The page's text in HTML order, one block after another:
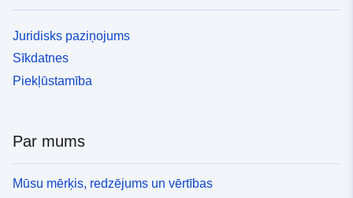
Juridisks paziņojums
Sīkdatnes
Piekļūstamība
Par mums
Mūsu mērķis, redzējums un vērtības